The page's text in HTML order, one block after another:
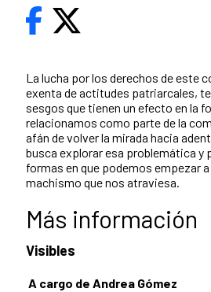
La lucha por los derechos de este
exenta de actitudes patriarcales,
sesgos que tienen un efecto en la
relacionamos como parte de la
afán de volver la mirada hacia
busca explorar esa problemática y
formas en que podemos empezar
machismo que nos atraviesa.
Más información
Visibles
A cargo de Andrea Gómez